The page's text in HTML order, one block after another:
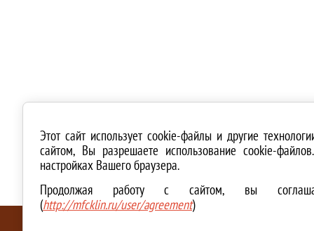
Этот сайт использует cookie-файлы и другие
сайтом, Вы разрешаете использование cookie-
настройках Вашего браузера.
Продолжая работу с сайтом, вы
(http://mfcklin.ru/user/agreement)